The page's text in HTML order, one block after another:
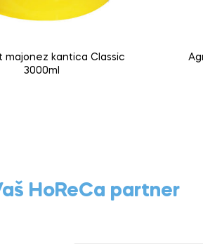
majonez kantica Classic
3000ml
HoReCa partner